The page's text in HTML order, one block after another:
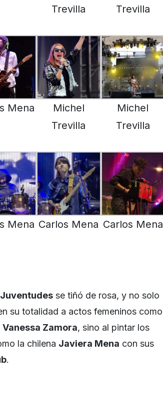
Trevilla
Trevilla
Mena
Michel
Trevilla
Michel
Trevilla
Mena Carlos Mena Carlos Mena
Juventudes se tiñó de rosa, y no solo
su totalidad a actos femeninos como
Vanessa Zamora, sino al pintar los
la chilena Javiera Mena con sus
.